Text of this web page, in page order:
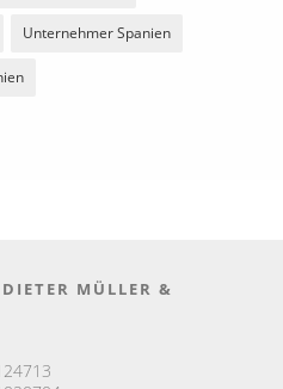
Unternehmer Spanien
MÜLLER &